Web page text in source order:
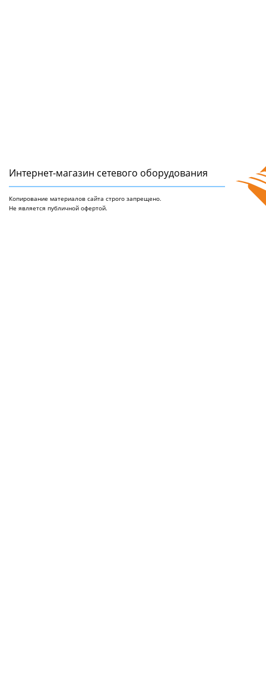
Интернет-магазин сетeвого оборудования
Копирование материалов сайта строго запрещено.
Не является публичной офертой.